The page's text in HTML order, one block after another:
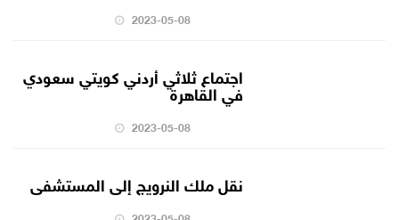
2023-05-08
اجتماع ثلاثي أردني كويتي سعودي
في القاهرة
2023-05-08
نقل ملك النرويج إلى المستشفى